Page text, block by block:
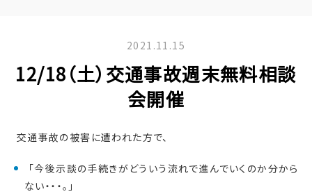
2021.11.15
12/18（土）交通事故週末無料相談
会開催
交通事故の被害に遭われた方で、
「今後示談の手続きがどういう流れで進んでいくのか分から
ない・・・。」